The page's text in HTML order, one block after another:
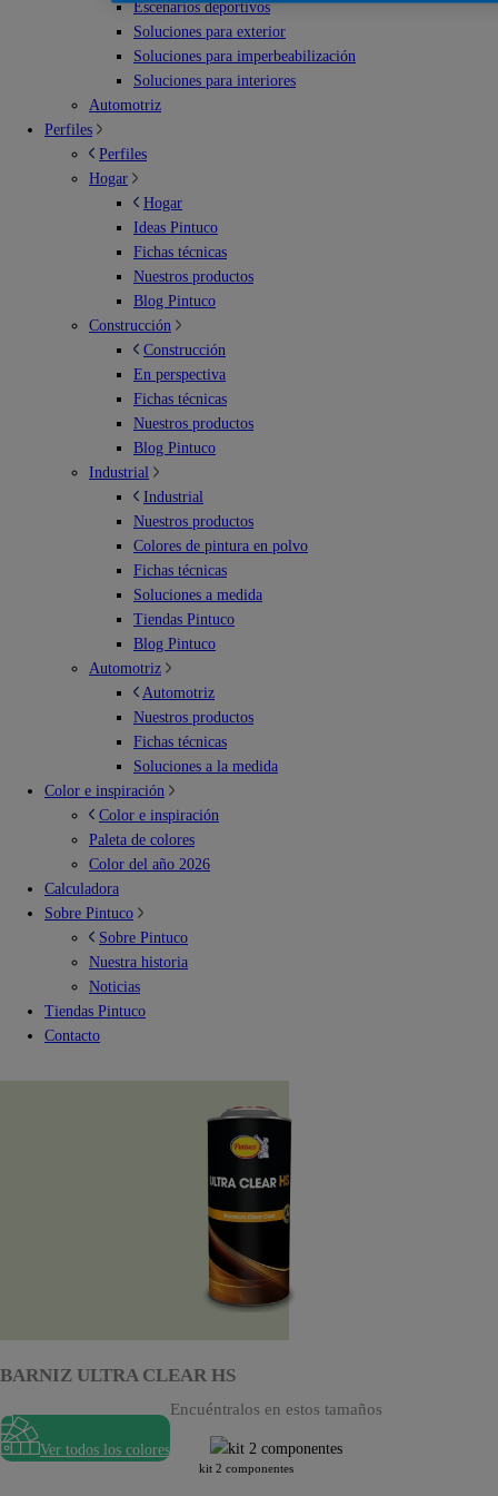
Escenarios deportivos
Soluciones para exterior
Soluciones para imperbeabilización
Soluciones para interiores
Automotriz
Perfiles
Perfiles
Hogar
Hogar
Ideas Pintuco
Fichas técnicas
Nuestros productos
Blog Pintuco
Construcción
Construcción
En perspectiva
Fichas técnicas
Nuestros productos
Blog Pintuco
Industrial
Industrial
Nuestros productos
Colores de pintura en polvo
Fichas técnicas
Soluciones a medida
Tiendas Pintuco
Blog Pintuco
Automotriz
Automotriz
Nuestros productos
Fichas técnicas
Soluciones a la medida
Color e inspiración
Color e inspiración
Paleta de colores
Color del año 2026
Calculadora
Sobre Pintuco
Sobre Pintuco
Nuestra historia
Noticias
Tiendas Pintuco
Contacto
BARNIZ ULTRA CLEAR HS
Ver todos los colores
Encuéntralos en estos tamaños
kit 2 componentes